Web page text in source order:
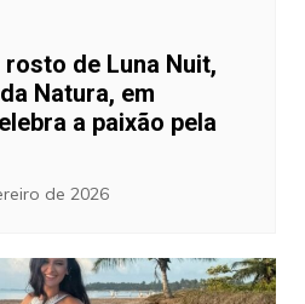
de Luna Nuit,
Natura, em
a paixão pela
de 2026